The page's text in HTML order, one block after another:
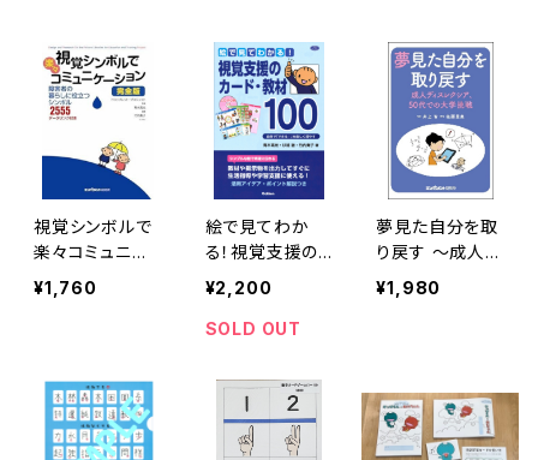
視覚シンボルで
楽々コミュニケ
ーション 完全版
¥1,760
絵で見てわか
る！視覚支援の
カード・教材１０
¥2,200
SOLD OUT
夢見た自分を取
り戻す ～成人デ
ィスレクシア、50
代での大学挑戦
¥1,980